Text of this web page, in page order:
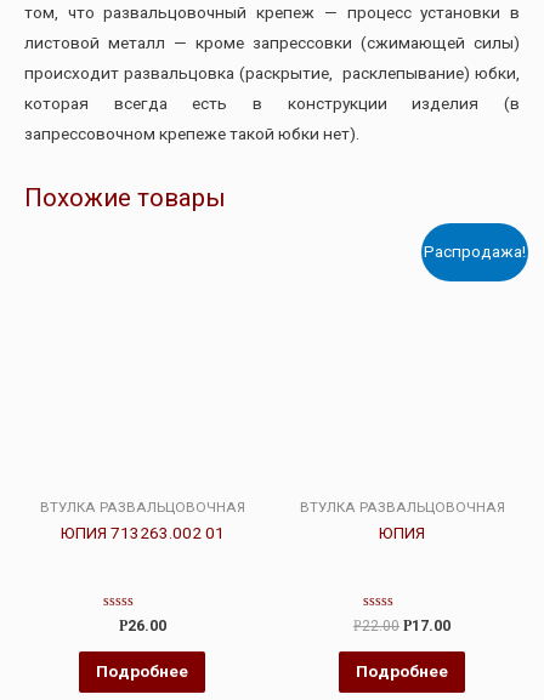
том, что развальцовочный крепеж — процесс установки в
листовой металл — кроме запрессовки (сжимающей силы)
происходит развальцовка (раскрытие, расклепывание) юбки,
которая всегда есть в конструкции изделия (в
запрессовочном крепеже такой юбки нет).
Похожие товары
ВТУЛКА РАЗВАЛЬЦОВОЧНАЯ
ЮПИЯ 713263.002 01
Оценка
из
5
Р26.00
Подробнее
Распродажа!
ВТУЛКА РАЗВАЛЬЦОВОЧНАЯ
ЮПИЯ
Оценка
0
из
5
Р22.00 Р17.00
Подробнее